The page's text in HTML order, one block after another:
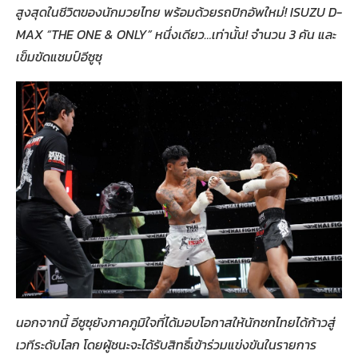
สูงสุดในชีวิตของนักมวยไทย พร้อมด้วยรถปิกอัพใหม่! ISUZU D-
MAX “THE ONE & ONLY” หนึ่งเดียว…เท่านั้น! จำนวน 3 คัน และ
เข็มขัดแชมป์อีซูซุ
นอกจากนี้ อีซูซุยังภาคภูมิใจที่ได้มอบโอกาสให้นักชกไทยได้ก้าวสู่
เวทีระดับโลก โดยผู้ชนะจะได้รับสิทธิ์เข้าร่วมแข่งขันในรายการ